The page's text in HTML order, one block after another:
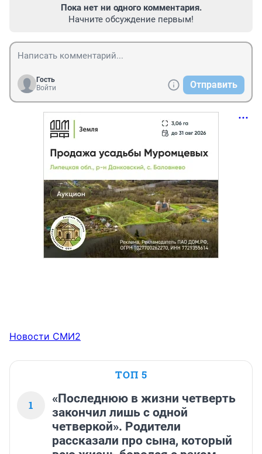
Пока нет ни одного комментария.
Начните обсуждение первым!
Гость
Войти
Отправить
Новости СМИ2
ТОП 5
1
«Последнюю в жизни четверть
закончил лишь с одной
четверкой». Родители
рассказали про сына, который